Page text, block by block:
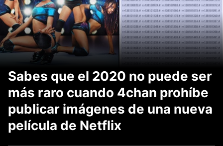
Sabes que el 2020 no puede ser
más raro cuando 4chan prohíbe
publicar imágenes de una nueva
película de Netflix